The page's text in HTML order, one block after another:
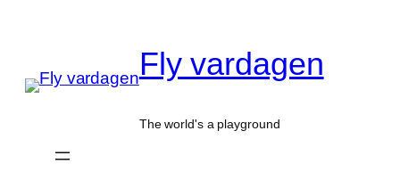
Fly vardagen
The world's a playground